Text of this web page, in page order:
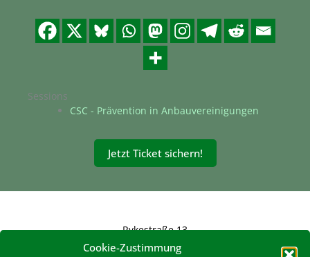
Cookie-Zustimmung
Sessions
CSC - Prävention in Anbauvereinigungen
Jetzt Ticket sichern!
Rykestraße 13
10405 Berlin